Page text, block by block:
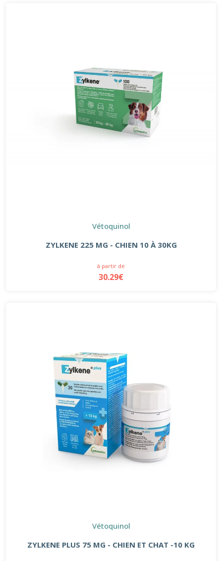
Vétoquinol
ZYLKENE 225 MG - CHIEN 10 À 30KG
à partir de
30.29€
Vétoquinol
ZYLKENE PLUS 75 MG - CHIEN ET CHAT -10 KG